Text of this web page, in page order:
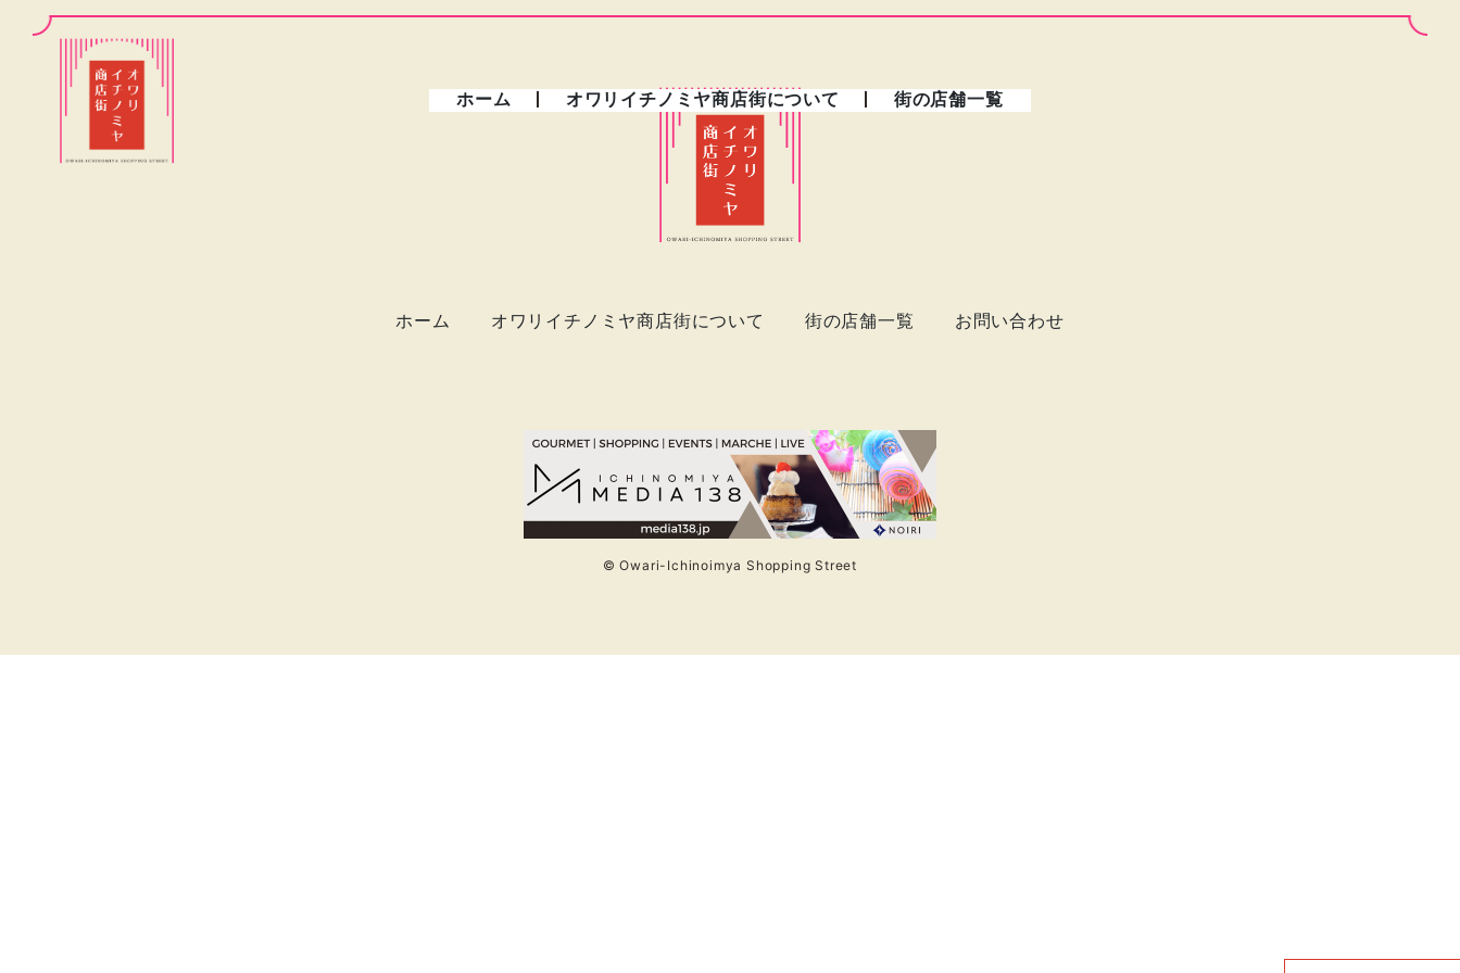
ホーム オワリイチノミヤ商店街について 街の店舗一覧
ホーム オワリイチノミヤ商店街について 街の店舗一覧 お問い合わせ
© Owari-Ichinoimya Shopping Street